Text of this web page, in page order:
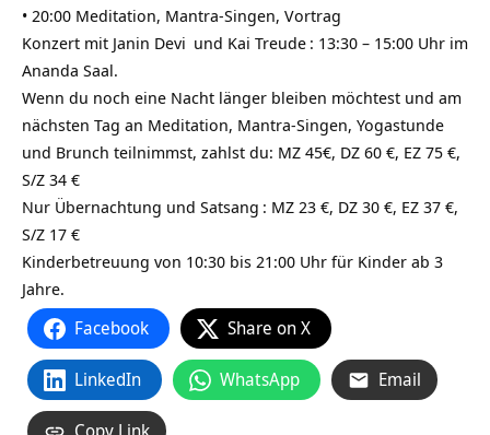
• 20:00 Meditation, Mantra-Singen, Vortrag
Konzert mit Janin Devi und Kai Treude : 13:30 – 15:00 Uhr im
Ananda Saal.
Wenn du noch eine Nacht länger bleiben möchtest und am
nächsten Tag an Meditation, Mantra-Singen, Yogastunde
und Brunch teilnimmst, zahlst du: MZ 45€, DZ 60 €, EZ 75 €,
S/Z 34 €
Nur Übernachtung und Satsang : MZ 23 €, DZ 30 €, EZ 37 €,
S/Z 17 €
Kinderbetreuung von 10:30 bis 21:00 Uhr für Kinder ab 3
Jahre.
Facebook Share on X
LinkedIn WhatsApp Email